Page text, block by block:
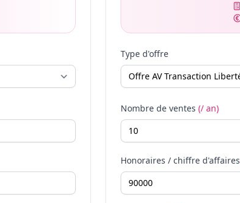
Type d'offre
Nombre de ventes (/ an)
Honoraires / chiffre d'affaires